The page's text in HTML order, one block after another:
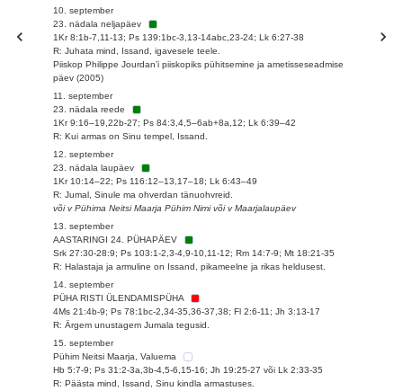
10. september
23. nädala neljapäev
1Kr 8:1b-7,11-13; Ps 139:1bc-3,13-14abc,23-24; Lk 6:27-38
R: Juhata mind, Issand, igavesele teele.
Piiskop Philippe Jourdan’i piiskopiks pühitsemine ja ametisseseadmise
päev (2005)
11. september
23. nädala reede
1Kr 9:16–19,22b-27; Ps 84:3,4,5–6ab+8a,12; Lk 6:39–42
R: Kui armas on Sinu tempel, Issand.
12. september
23. nädala laupäev
1Kr 10:14–22; Ps 116:12–13,17–18; Lk 6:43–49
R: Jumal, Sinule ma ohverdan tänuohvreid.
või v Pühima Neitsi Maarja Pühim Nimi või v Maarjalaupäev
13. september
AASTARINGI 24. PÜHAPÄEV
Srk 27:30-28:9; Ps 103:1-2,3-4,9-10,11-12; Rm 14:7-9; Mt 18:21-35
R: Halastaja ja armuline on Issand, pikameelne ja rikas heldusest.
14. september
PÜHA RISTI ÜLENDAMISPÜHA
4Ms 21:4b-9; Ps 78:1bc-2,34-35,36-37,38; Fl 2:6-11; Jh 3:13-17
R: Ärgem unustagem Jumala tegusid.
15. september
Pühim Neitsi Maarja, Valuema
Hb 5:7-9; Ps 31:2-3a,3b-4,5-6,15-16; Jh 19:25-27 või Lk 2:33-35
R: Päästa mind, Issand, Sinu kindla armastuses.